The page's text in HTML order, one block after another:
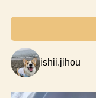
ishii.jihou